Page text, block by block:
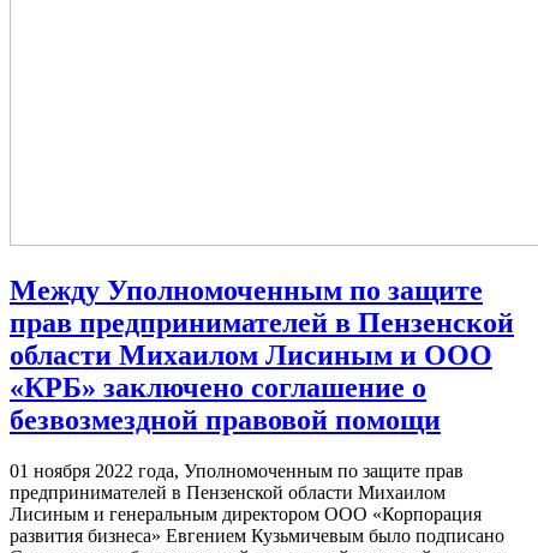
Между Уполномоченным по защите
прав предпринимателей в Пензенской
области Михаилом Лисиным и ООО
«КРБ» заключено соглашение о
безвозмездной правовой помощи
01 ноября 2022 года, Уполномоченным по защите прав
предпринимателей в Пензенской области Михаилом
Лисиным и генеральным директором ООО «Корпорация
развития бизнеса» Евгением Кузьмичевым было подписано